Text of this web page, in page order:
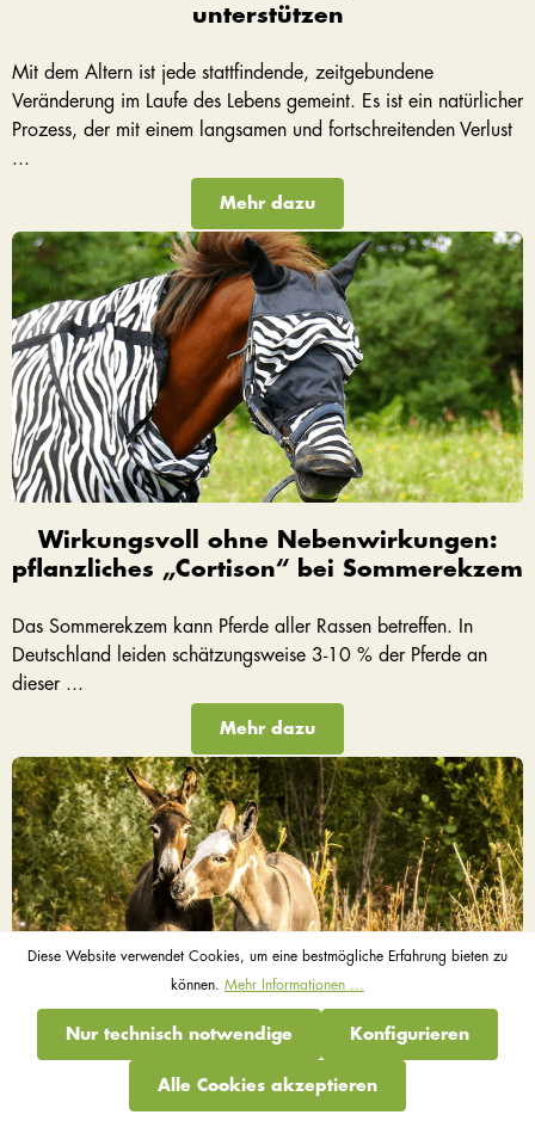
unterstützen
Mit dem Altern ist jede stattfindende, zeitgebundene
Veränderung im Laufe des Lebens gemeint. Es ist ein natürlicher
Prozess, der mit einem langsamen und fortschreitenden Verlust
...
Mehr dazu
Wirkungsvoll ohne Nebenwirkungen:
pflanzliches „Cortison“ bei Sommerekzem
Das Sommerekzem kann Pferde aller Rassen betreffen. In
Deutschland leiden schätzungsweise 3-10 % der Pferde an
dieser ...
Mehr dazu
Der Esel ist kein Pferd mit langen Ohren!
Diese Website verwendet Cookies, um eine bestmögliche Erfahrung bieten zu
können. Mehr Informationen ...
Nur technisch notwendige Konfigurieren
Alle Cookies akzeptieren